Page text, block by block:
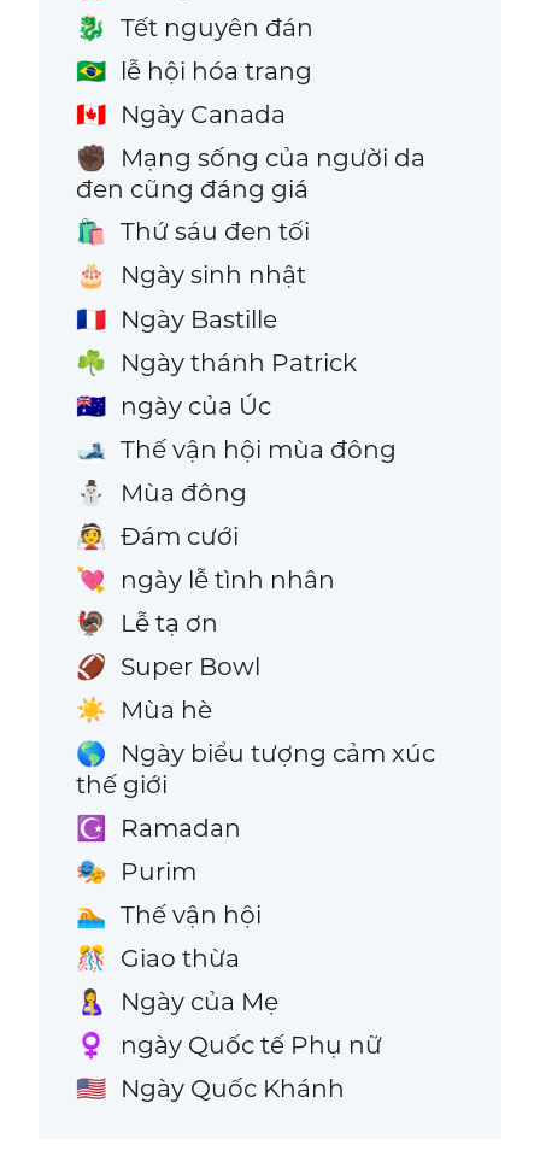
🐉 Tết nguyên đán
🇧🇷 lễ hội hóa trang
🇨🇦 Ngày Canada
✊🏿
Mạng sống của người da
đen cũng đáng giá
🛍️ Thứ sáu đen tối
🎂 Ngày sinh nhật
🇫🇷 Ngày Bastille
☘️ Ngày thánh Patrick
🇦🇺 ngày của Úc
🎿 Thế vận hội mùa đông
⛄ Mùa đông
👰 Đám cưới
💘 ngày lễ tình nhân
🦃 Lễ tạ ơn
🏈 Super Bowl
☀️ Mùa hè
🌎
Ngày biểu tượng cảm xúc
thế giới
☪️ Ramadan
🎭 Purim
🏊 Thế vận hội
🎊 Giao thừa
🤱 Ngày của Mẹ
♀️ ngày Quốc tế Phụ nữ
🇺🇸 Ngày Quốc Khánh